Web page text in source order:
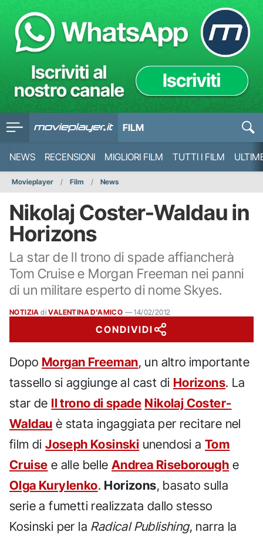
FILM
NEWS RECENSIONI MIGLIORI FILM TUTTI I FILM
Movieplayer Film News
Nikolaj Coster-Waldau in
Horizons
La star de Il trono di spade affiancherà
Tom Cruise e Morgan Freeman nei panni
di un militare esperto di nome Skyes.
NOTIZIA di VALENTINA D'AMICO —14/02/2012
CONDIVIDI
Dopo Morgan Freeman, un altro importante
tassello si aggiunge al cast di Horizons. La
star de Il trono di spade Nikolaj Coster-
Waldau è stata ingaggiata per recitare nel
film diJoseph Kosinski unendosi aTom
Cruise e alle belleAndrea Riseborough e
Olga Kurylenko. Horizons, basato sulla
serie a fumetti realizzata dallo stesso
Kosinski per la Radical Publishing, narra la